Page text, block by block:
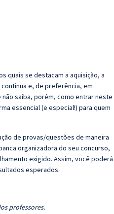
quais se destacam a aquisição, a
e, de preferência, em
saiba, porém, como entrar neste
essencial (e especial!) para quem
de provas/questões de maneira
organizadora do seu concurso,
exigido. Assim, você poderá
esperados.
professores.